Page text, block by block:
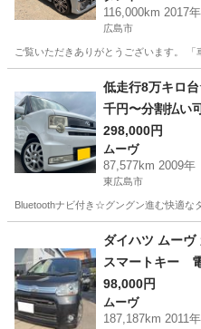
116,000km 2017年
広島市
ご覧いただきありがとうございます。
タント 車両
低走行8万キロ
千円〜分割払い
み】車内広い！
luetoothナビ付
き☆フルオート
298,000円
ムーヴ
87,577km 2009年
東広島市
Bluetoothナビ付き☆グングン進む快適
ムーヴ お買
ダイハツ ムー
スマートキー
ＣＶＴ ミュー
ホイール エア
98,000円
ムーヴ
187,187km 2011年